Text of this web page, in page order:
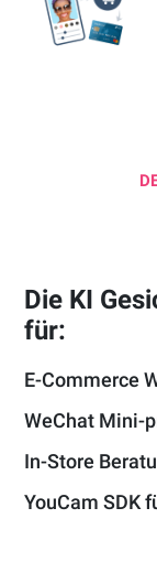
Die KI
für:
E-Commerce
WeChat Mini-
In-Store
YouCam SDK